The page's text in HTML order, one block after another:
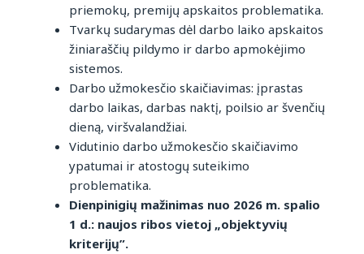
priemokų, premijų apskaitos problematika.
Tvarkų sudarymas dėl darbo laiko apskaitos
žiniaraščių pildymo ir darbo apmokėjimo
sistemos.
Darbo užmokesčio skaičiavimas: įprastas
darbo laikas, darbas naktį, poilsio ar švenčių
dieną, viršvalandžiai.
Vidutinio darbo užmokesčio skaičiavimo
ypatumai ir atostogų suteikimo
problematika.
Dienpinigių mažinimas nuo 2026 m. spalio
1 d.: naujos ribos vietoj „objektyvių
kriterijų”.